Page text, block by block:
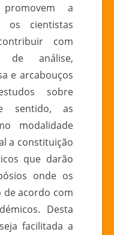
a
os cientistas
com
de análise,
e arcabouços
sobre
sentido, as
modalidade
a constituição
que darão
onde os
acordo com
Desta
facilitada a